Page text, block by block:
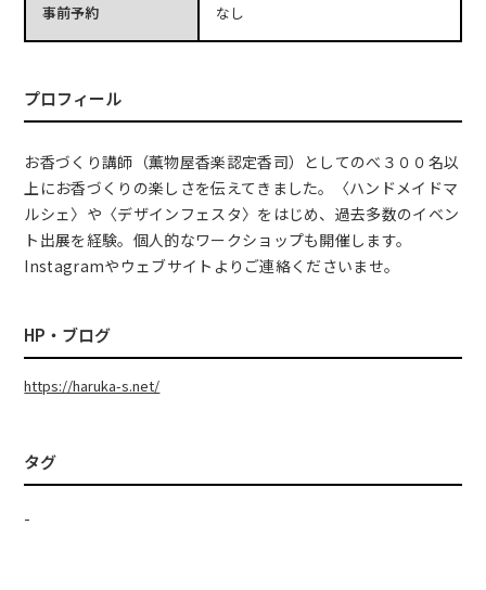
事前予約 なし
プロフィール
お香づくり講師（薫物屋香楽認定香司）としてのべ３００名以
上にお香づくりの楽しさを伝えてきました。〈ハンドメイドマ
ルシェ〉や〈デザインフェスタ〉をはじめ、過去多数のイベン
ト出展を経験。個人的なワークショップも開催します。
Instagramやウェブサイトよりご連絡くださいませ。
HP・ブログ
https://haruka-s.net/
タグ
-